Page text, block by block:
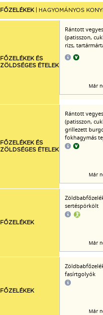
FŐZELÉKEK | HAGYOMÁNYOS
FŐZELÉKEK ÉS
ZÖLDSÉGES ÉTELEK
Rántott
(patisszon,
rizs,
Már
FŐZELÉKEK ÉS
ZÖLDSÉGES ÉTELEK
Rántott
(patisszon,
grillezett
fokhagymás
Már
FŐZELÉKEK
sertéspörkölt
Már
FŐZELÉKEK
fasírtgolyók
Már